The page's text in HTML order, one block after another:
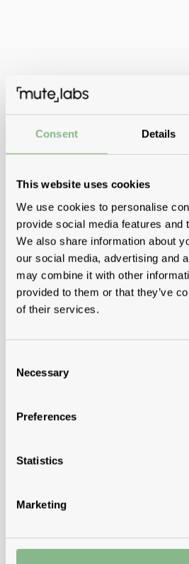
Consent Details
This website uses cookies
We use cookies to personalise
provide social media features and
We also share information about
our social media, advertising and
may combine it with other
provided to them or that they’ve
of their services.
Selection
Necessary
Preferences
Statistics
Marketing